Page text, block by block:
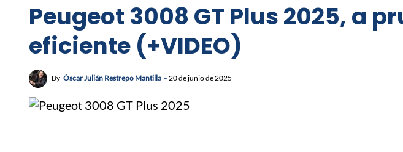
Peugeot 3008 GT Plus 2025, a
eficiente (+VIDEO)
By Óscar Julián Restrepo Mantilla 20 de junio de 2025